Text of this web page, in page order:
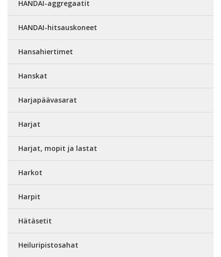
HANDAI-aggregaatit
HANDAI-hitsauskoneet
Hansahiertimet
Hanskat
Harjapäävasarat
Harjat
Harjat, mopit ja lastat
Harkot
Harpit
Hätäsetit
Heiluripistosahat